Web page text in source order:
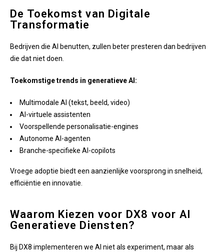
De Toekomst van Digitale
Transformatie
Bedrijven die AI benutten, zullen beter presteren dan bedrijven
die dat niet doen.
Toekomstige trends in generatieve AI:
Multimodale AI (tekst, beeld, video)
AI-virtuele assistenten
Voorspellende personalisatie-engines
Autonome AI-agenten
Branche-specifieke AI-copilots
Vroege adoptie biedt een aanzienlijke voorsprong in snelheid,
efficiëntie en innovatie.
Waarom Kiezen voor DX8 voor AI
Generatieve Diensten?
Bij DX8 implementeren we AI niet als experiment, maar als